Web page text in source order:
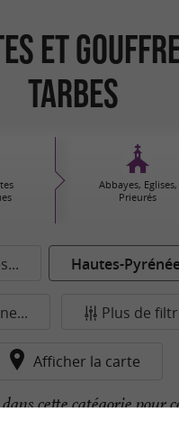
et
Tarbes
Abbayes, Eglises,
Prieurés
Hautes-
Plus de
Afficher la carte
cette catégorie pour